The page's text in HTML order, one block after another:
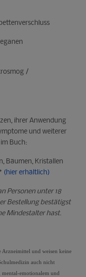
/
ihrer Anwendung
und weiterer
Buch:
Bäumen, Kristallen
(hier erhältlich)
Personen unter 18
Bestellung bestätigst
Mindestalter hast.
Arzneimittel und weisen keine
auch nicht
emotionalem und